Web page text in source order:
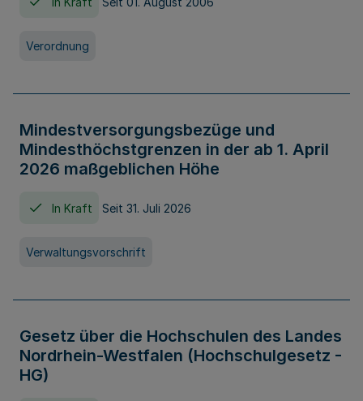
Verordnung
Mindestversorgungsbezüge und
Mindesthöchstgrenzen in der ab 1. April
2026 maßgeblichen Höhe
In Kraft Seit 31. Juli 2026
Verwaltungsvorschrift
Gesetz über die Hochschulen des Landes
Nordrhein-Westfalen (Hochschulgesetz -
HG)